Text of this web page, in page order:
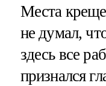
Места
не думал,
здесь все
признался